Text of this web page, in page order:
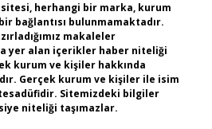
herhangi bir marka, kurum
bağlantısı bulunmamaktadır.
makaleler
yer alan içerikler haber niteliği
kurum ve kişiler hakkında
Gerçek kurum ve kişiler ile isim
Sitemizdeki bilgiler
niteliği taşımazlar.